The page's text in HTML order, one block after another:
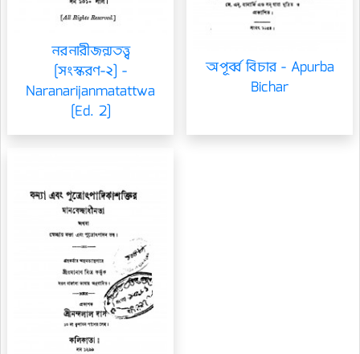
নরনারীজন্মতত্ত্ব
[সংস্করণ-২] -
Naranarijanmatattwa
[Ed. 2]
অপূর্ব্ব বিচার - Apurba
Bichar